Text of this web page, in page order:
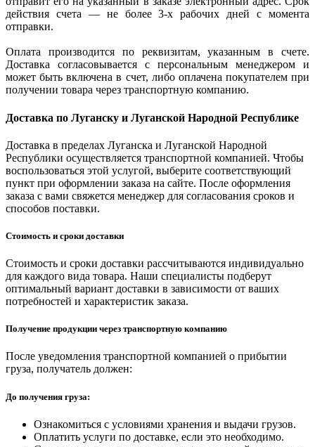
действия счета — не более 3-х рабочих дней с момента
отправки.
Оплата производится по реквизитам, указанным в счете.
Доставка согласовывается с персональным менеджером и
может быть включена в счет, либо оплачена покупателем при
получении товара через транспортную компанию.
Доставка по Луганску и Луганской Народной Республике
Доставка в пределах Луганска и Луганской Народной
Республики осуществляется транспортной компанией. Чтобы
воспользоваться этой услугой, выберите соответствующий
пункт при оформлении заказа на сайте. После оформления
заказа с вами свяжется менеджер для согласования сроков и
способов поставки.
Стоимость и сроки доставки
Стоимость и сроки доставки рассчитываются индивидуально
для каждого вида товара. Наши специалисты подберут
оптимальный вариант доставки в зависимости от ваших
потребностей и характеристик заказа.
Получение продукции через транспортную компанию
После уведомления транспортной компанией о прибытии
груза, получатель должен:
До получения груза:
Ознакомиться с условиями хранения и выдачи грузов.
Оплатить услуги по доставке, если это необходимо.